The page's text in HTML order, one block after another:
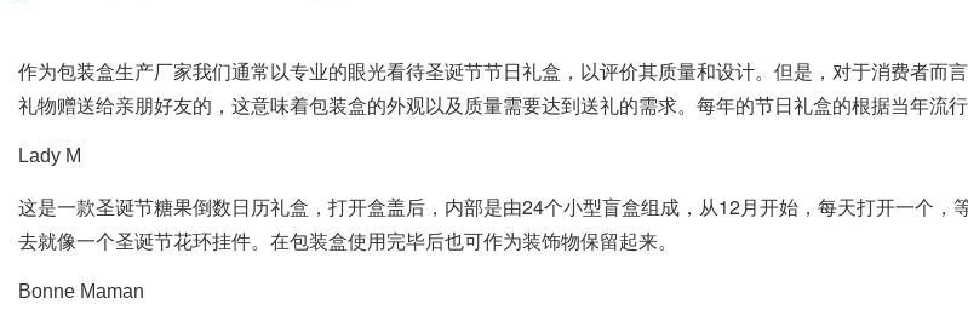
作为包装盒生产厂家我们通常以专业的眼光看待圣诞节节日礼盒，以评价其质量和设计。但是，对于消费者
礼物赠送给亲朋好友的，这意味着包装盒的外观以及质量需要达到送礼的需求。每年的节日礼盒的根据当年流
Lady M
这是一款圣诞节糖果倒数日历礼盒，打开盒盖后，内部是由24个小型盲盒组成，从12月开始，每天打开一个
去就像一个圣诞节花环挂件。在包装盒使用完毕后也可作为装饰物保留起来。
Bonne Maman